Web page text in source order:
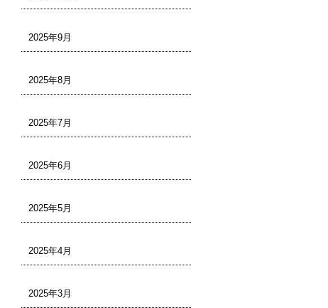
2025年9月
2025年8月
2025年7月
2025年6月
2025年5月
2025年4月
2025年3月